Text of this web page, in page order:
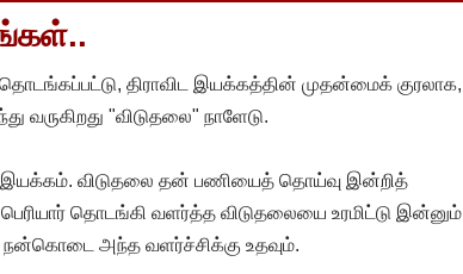
திராவிட இயக்கத்தின் முதன்மைக் குரலாக,
வருகிறது "விடுதலை" நாளேடு.
இயக்கம். விடுதலை தன் பணியைத் தொய்வு இன்றித்
தொடங்கி வளர்த்த விடுதலையை உரமிட்டு இன்னும்
அந்த வளர்ச்சிக்கு உதவும்.